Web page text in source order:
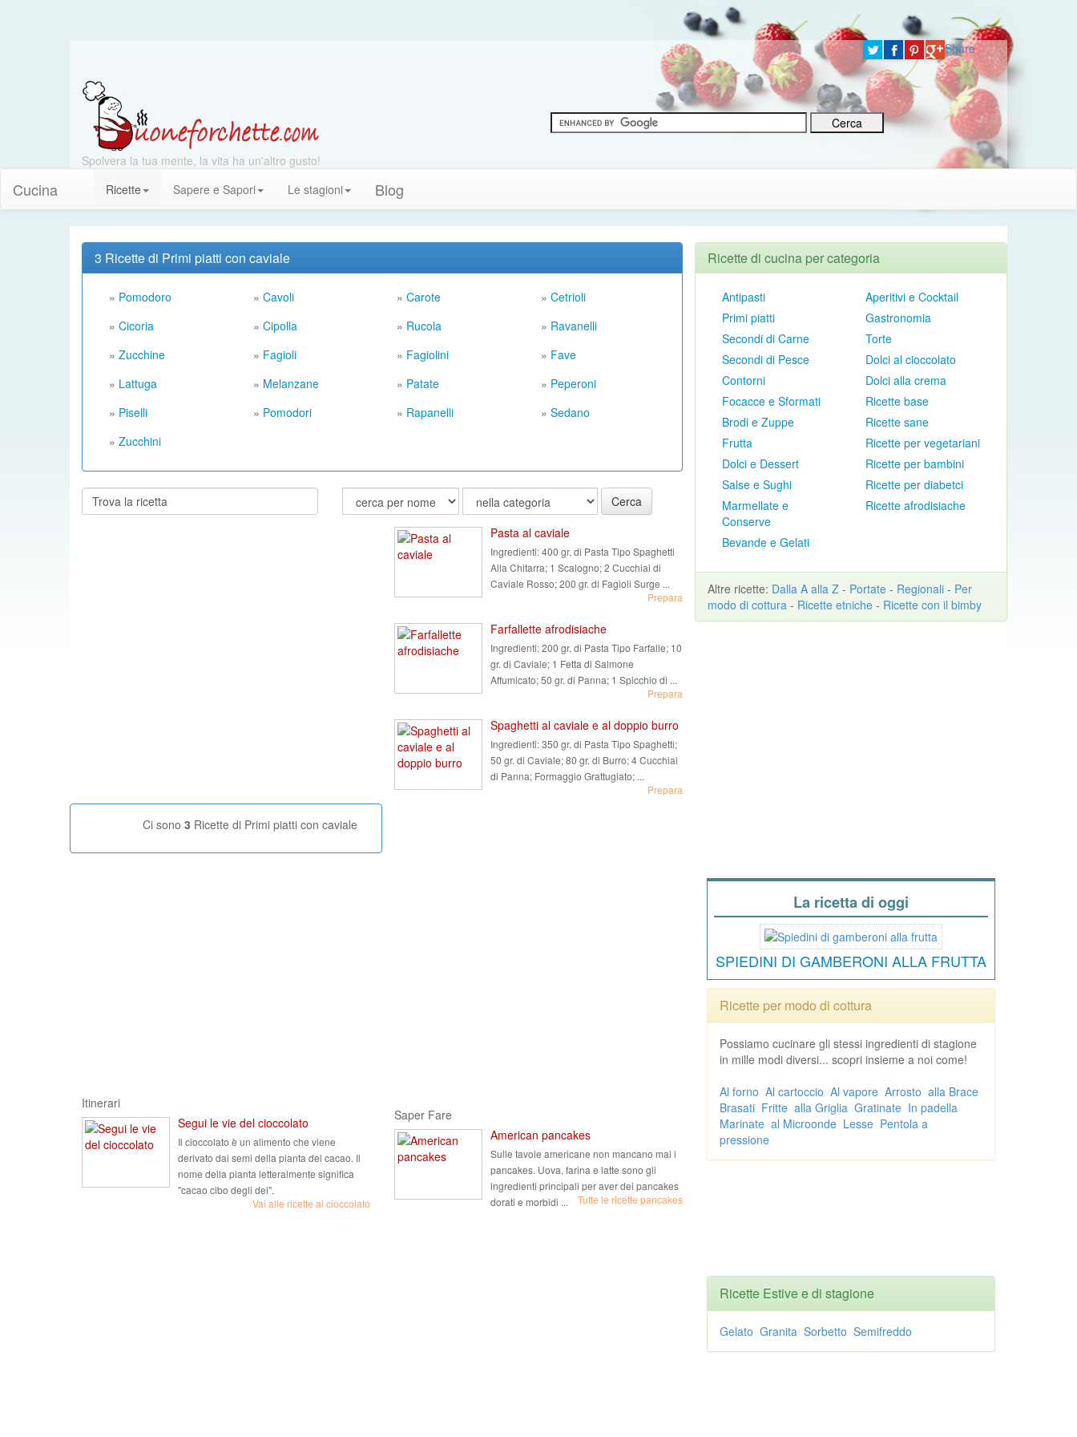
Share
Spolvera la tua mente, la vita ha un'altro gusto!
Cucina Ricette Sapere e Sapori Le stagioni Blog
3 Ricette di Primi piatti con caviale
» Pomodoro » Cavoli » Carote » Cetrioli
» Cicoria » Cipolla » Rucola » Ravanelli
» Zucchine » Fagioli » Fagiolini » Fave
» Lattuga » Melanzane » Patate » Peperoni
» Piselli » Pomodori » Rapanelli » Sedano
» Zucchini
Cerca
Cerca
Pasta al caviale
Ingredienti:400 gr. di Pasta Tipo Spaghetti
Alla Chitarra; 1 Scalogno; 2 Cucchiai di
Caviale Rosso; 200 gr. di Fagioli Surge ...
Prepara
Farfallette afrodisiache
Ingredienti:200 gr. di Pasta Tipo Farfalle; 10
gr. di Caviale; 1 Fetta di Salmone
Affumicato; 50 gr. di Panna; 1 Spicchio di ...
Prepara
Spaghetti al caviale e al doppio burro
Ingredienti:350 gr. di Pasta Tipo Spaghetti;
50 gr. di Caviale; 80 gr. di Burro; 4 Cucchiai
di Panna; Formaggio Grattugiato; ...
Prepara
Ci sono 3 Ricette di Primi piatti con caviale
Itinerari
Segui le vie del cioccolato
Il cioccolato è un alimento che viene
derivato dai semi della pianta del cacao. Il
nome della pianta letteralmente significa
"cacao cibo degli dei".
Vai alle ricette al cioccolato
Saper Fare
American pancakes
Sulle tavole americane non mancano mai i
pancakes. Uova, farina e latte sono gli
ingredienti principali per aver dei pancakes
dorati e morbidi ...
Tutte le ricette pancakes
Ricette di cucina per categoria
Antipasti
Primi piatti
Secondi di Carne
Secondi di Pesce
Contorni
Focacce e Sformati
Brodi e Zuppe
Frutta
Dolci e Dessert
Salse e Sughi
Marmellate e
Conserve
Bevande e Gelati
Aperitivi e Cocktail
Gastronomia
Torte
Dolci al cioccolato
Dolci alla crema
Ricette base
Ricette sane
Ricette per vegetariani
Ricette per bambini
Ricette per diabetci
Ricette afrodisiache
Altre ricette: Dalla A alla Z - Portate - Regionali - Per
modo di cottura - Ricette etniche - Ricette con il bimby
La ricetta di oggi
SPIEDINI DI GAMBERONI ALLA FRUTTA
Ricette per modo di cottura
Possiamo cucinare gli stessi ingredienti di stagione
in mille modi diversi... scopri insieme a noi come!
Al forno Al cartoccio Al vapore Arrosto alla Brace
Brasati Fritte alla Griglia Gratinate In padella
Marinate al Microonde Lesse Pentola a
pressione
Ricette Estive e di stagione
Gelato Granita Sorbetto Semifreddo